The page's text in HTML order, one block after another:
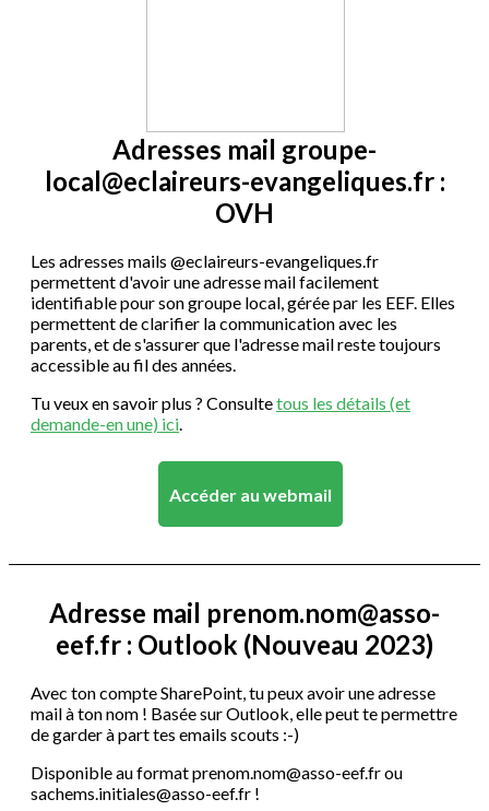
Adresses mail groupe-
local@eclaireurs-evangeliques.fr :
OVH
Les adresses mails @eclaireurs-evangeliques.fr
permettent d'avoir une adresse mail facilement
identifiable pour son groupe local, gérée par les EEF. Elles
permettent de clarifier la communication avec les
parents, et de s'assurer que l'adresse mail reste toujours
accessible au fil des années.
Tu veux en savoir plus ? Consultetous les détails (et
demande-en une) ici.
Accéder au webmail
Adresse mail prenom.nom@asso-
eef.fr : Outlook (Nouveau 2023)
Avec ton compte SharePoint, tu peux avoir une adresse
mail à ton nom ! Basée sur Outlook, elle peut te permettre
de garder à part tes emails scouts :-)
Disponible au format prenom.nom@asso-eef.fr ou
sachems.initiales@asso-eef.fr !